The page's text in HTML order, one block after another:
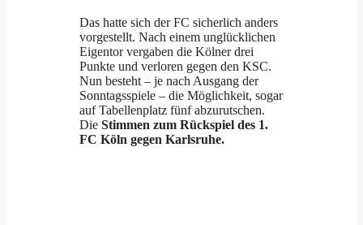
Das hatte sich der FC sicherlich anders
vorgestellt. Nach einem unglücklichen
Eigentor vergaben die Kölner drei
Punkte und verloren gegen den KSC.
Nun besteht – je nach Ausgang der
Sonntagsspiele – die Möglichkeit, sogar
auf Tabellenplatz fünf abzurutschen.
Die Stimmen zum Rückspiel des 1.
FC Köln gegen Karlsruhe.